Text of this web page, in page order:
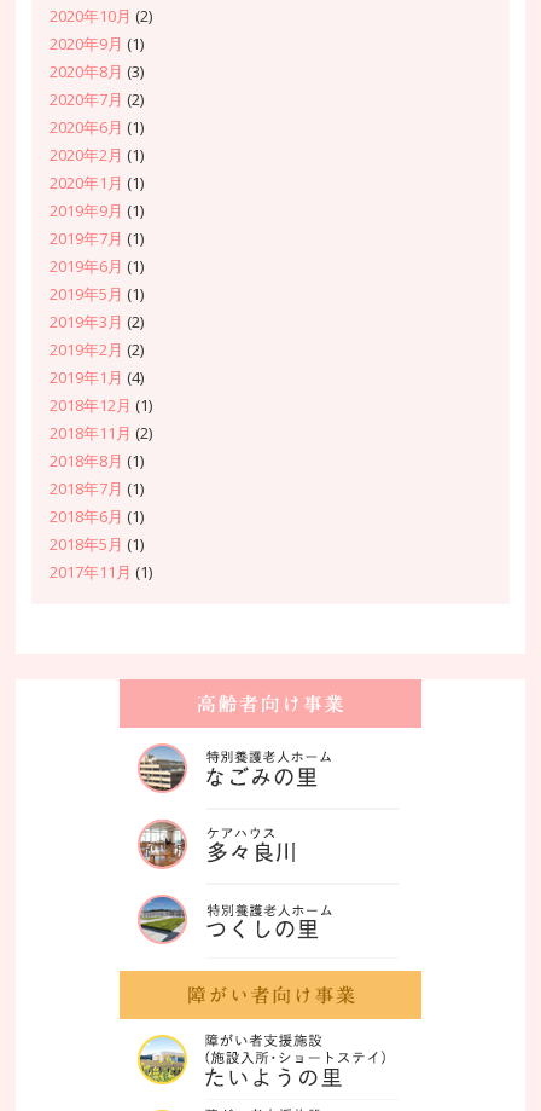
2020年10月 (2)
2020年9月 (1)
2020年8月 (3)
2020年7月 (2)
2020年6月 (1)
2020年2月 (1)
2020年1月 (1)
2019年9月 (1)
2019年7月 (1)
2019年6月 (1)
2019年5月 (1)
2019年3月 (2)
2019年2月 (2)
2019年1月 (4)
2018年12月 (1)
2018年11月 (2)
2018年8月 (1)
2018年7月 (1)
2018年6月 (1)
2018年5月 (1)
2017年11月 (1)